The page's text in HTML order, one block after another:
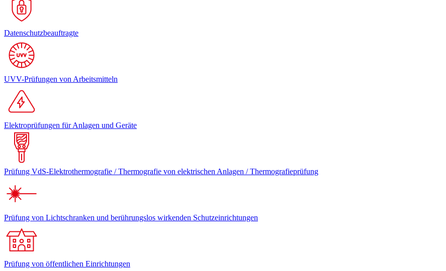
Datenschutzbeauftragte
UVV-Prüfungen von Arbeitsmitteln
Elektroprüfungen für Anlagen und Geräte
Prüfung VdS-Elektrothermografie / Thermografie von elektrischen Anlagen / Thermografieprüfung
Prüfung von Lichtschranken und berührungslos wirkenden Schutzeinrichtungen
Prüfung von öffentlichen Einrichtungen